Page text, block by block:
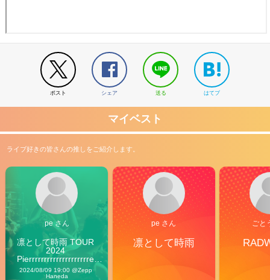
ポスト シェア 送る はてブ
マイベスト
ライブ好きの皆さんの推しをご紹介します。
pe さん
凛として時雨 TOUR
2024
Pierrrrrrrrrrrrrrrrrrrre
Vibes
2024/08/09 19:00 @Zepp
Haneda
pe さん
凛として時雨
ごと